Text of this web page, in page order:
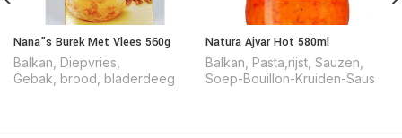
Nana”s Burek Met Vlees 560g
Balkan Diepvries
Gebak, brood, bladerdeeg
Natura Ajvar Hot 580ml
Balkan Pasta,rijst Sauzen
Soep-Bouillon-Kruiden-Saus